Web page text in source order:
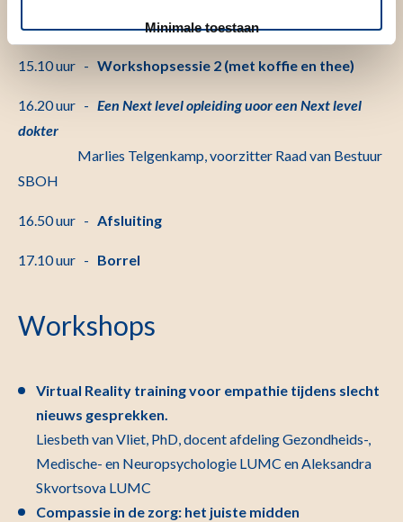
Minimale toestaan
14.00 uur -Workshopsessie I
15.10 uur - Workshopsessie 2 (met koffie en thee)
16.20 uur - Een Next level opleiding uoor een Next level
dokter
Marlies Telgenkamp, voorzitter Raad van Bestuur
SBOH
16.50 uur - Afsluiting
17.10 uur - Borrel
Workshops
Virtual Reality training voor empathie tijdens slecht
nieuws gesprekken.
Liesbeth van Vliet, PhD, docent afdeling Gezondheids-,
Medische- en Neuropsychologie LUMC en Aleksandra
Skvortsova LUMC
Compassie in de zorg: het juiste midden